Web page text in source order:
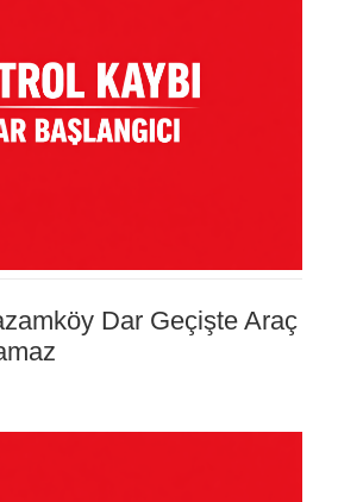
Dar Geçişte Araç